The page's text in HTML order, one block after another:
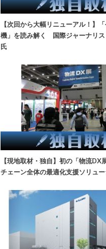
【次回から大幅リニューアル！】
機」を読み解く 国際ジャーナリス
氏
【現地取材・独自】初の「物流DX
チェーン全体の最適化支援ソリュ